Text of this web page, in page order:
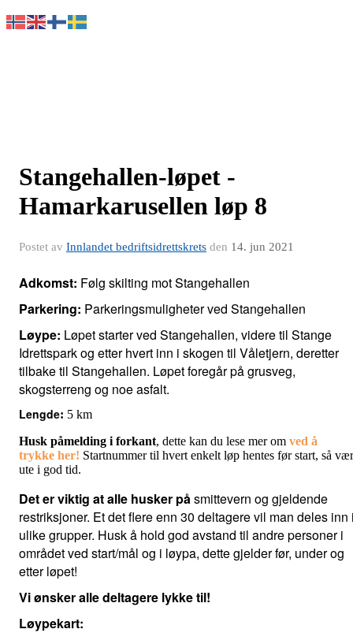
Stangehallen-løpet -
Hamarkarusellen løp 8
Postet av Innlandet bedriftsidrettskrets den 14. jun 2021
Adkomst: Følg skilting mot Stangehallen
Parkering: Parkeringsmuligheter ved Stangehallen
Løype: Løpet starter ved Stangehallen, videre til Stange
Idrettspark og etter hvert inn i skogen til Våletjern, deretter
tilbake til Stangehallen. Løpet foregår på grusveg,
skogsterreng og noe asfalt.
Lengde: 5 km
Husk påmelding i forkant, dette kan du lese mer om ved å
trykke her! Startnummer til hvert enkelt løp hentes før start, så vær
ute i god tid.
Det er viktig at alle husker påsmittevern og gjeldende
restriksjoner. Et det flere enn 30 deltagere vil man deles inn
ulike grupper. Husk å hold god avstand til andre personer i
området ved start/mål og i løypa, dette gjelder før, under og
etter løpet!
Vi ønsker alle deltagere lykke til!
Løypekart: